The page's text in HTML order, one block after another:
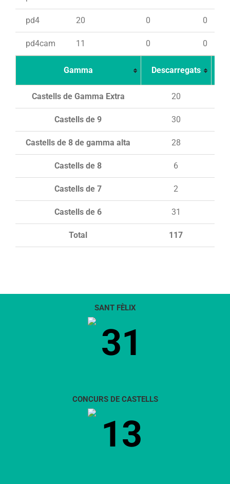
pd4 20 0 0
pd4cam 11 0 0
Gamma Descarregats
Total 117
Castells de Gamma Extra 20
Castells de 9 30
Castells de 8 de gamma alta 28
Castells de 8 6
Castells de 7 2
Castells de 6 31
SANT FÈLIX
31
CONCURS DE CASTELLS
13